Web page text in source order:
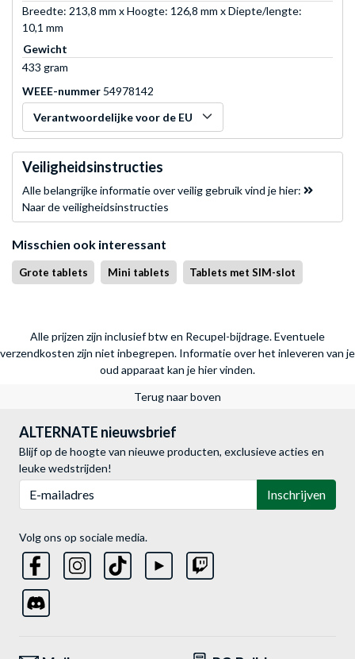
Breedte: 213,8 mm x Hoogte: 126,8 mm x Diepte/lengte:
10,1 mm
Gewicht
433 gram
WEEE-nummer 54978142
Verantwoordelijke voor de EU
Veiligheidsinstructies
Alle belangrijke informatie over veilig gebruik vind je hier:
Naar de veiligheidsinstructies
Misschien ook interessant
Grote tablets Mini tablets Tablets met SIM-slot
Alle prijzen zijn inclusief btw en Recupel-bijdrage. Eventuele
verzendkosten zijn niet inbegrepen. Informatie over het inleveren van je
oud apparaat kan je hier vinden.
Terug naar boven
ALTERNATE nieuwsbrief
Blijf op de hoogte van nieuwe producten, exclusieve acties en
leuke wedstrijden!
Inschrijven
Volg ons op sociale media.